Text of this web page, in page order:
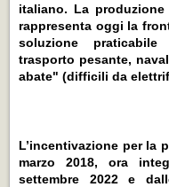
italiano. La
rappresenta oggi la
soluzione
trasporto pesante,
abate" (difficili da
L’incentivazione per la
marzo 2018, ora
settembre 2022 e